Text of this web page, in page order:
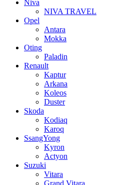
Niva
NIVA TRAVEL
Opel
Antara
Mokka
Oting
Paladin
Renault
Kaptur
Arkana
Koleos
Duster
Skoda
Kodiaq
Karoq
SsangYong
Kyron
Actyon
Suzuki
Vitara
Grand Vitara